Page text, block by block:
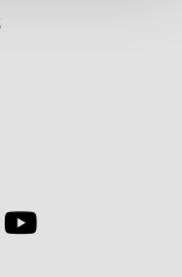
relativa à sua
de análise, com
de
com o seu